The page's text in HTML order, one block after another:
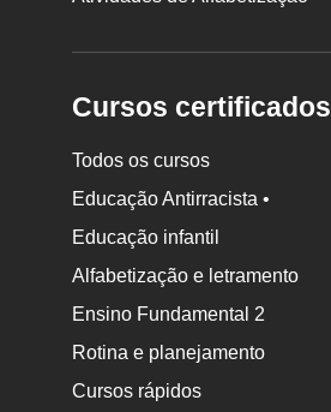
Cursos certificados
Todos os cursos
Educação Antirracista •
Educação infantil
Alfabetização e letramento
Ensino Fundamental 2
Rotina e planejamento
Cursos rápidos